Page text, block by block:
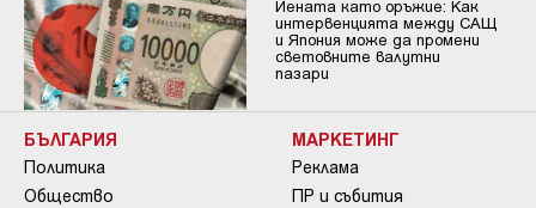
Йената като оръжие: Как
интервенцията между САЩ
и Япония може да промени
световните валутни
пазари
БЪЛГАРИЯ
Политика
Общество
МАРКЕТИНГ
Реклама
ПР и събития